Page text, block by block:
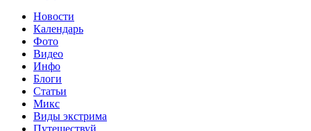
Новости
Календарь
Фото
Видео
Инфо
Блоги
Статьи
Микс
Виды экстрима